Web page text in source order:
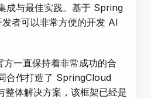
成与最佳实践。基于 Spring
者可以非常方便的开发 AI
一直保持着非常成功的合
合作打造了 SpringCloud
体解决方案，该框架已经是